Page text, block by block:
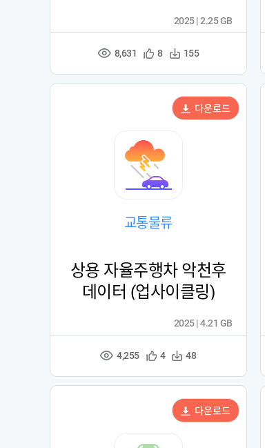
조
수
8,631
관
등
록
8
다
수
155
2025 | 2.25 GB
교통물류
상용 자율주행차 악천후
데이터 (업사이클링)
조
수
4,255
관
등
록
4
다
수
48
2025 | 4.21 GB
다운로드
다운로드